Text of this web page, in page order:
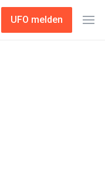
UFO melden